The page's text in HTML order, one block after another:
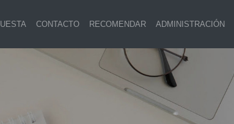
CONTACTO RECOMENDAR ADMINISTRACIÓN